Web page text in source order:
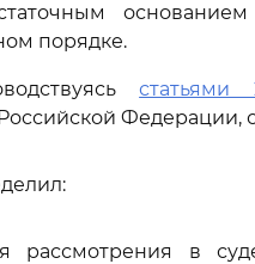
порядке.
статьями
Федерации,
рассмотрения в